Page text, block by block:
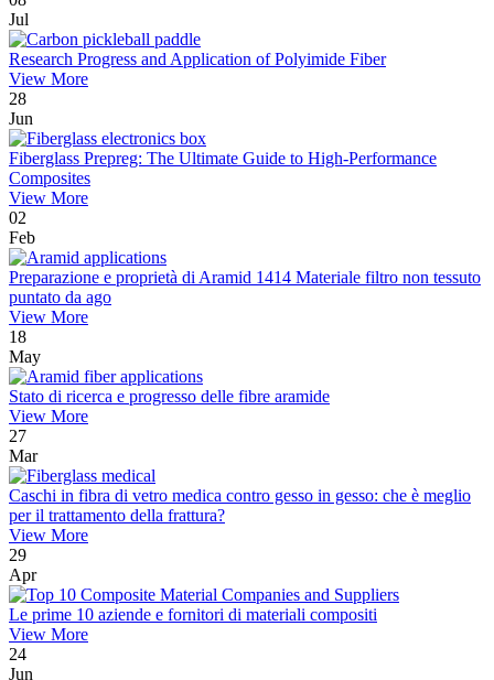
Jul
Research Progress and Application of Polyimide Fiber
View More
28
Jun
Fiberglass Prepreg: The Ultimate Guide to High-Performance
Composites
View More
02
Feb
Preparazione e proprietà di Aramid 1414 Materiale filtro non tessuto
puntato da ago
View More
18
May
Stato di ricerca e progresso delle fibre aramide
View More
27
Mar
Caschi in fibra di vetro medica contro gesso in gesso: che è meglio
per il trattamento della frattura?
View More
29
Apr
Le prime 10 aziende e fornitori di materiali compositi
View More
24
Jun